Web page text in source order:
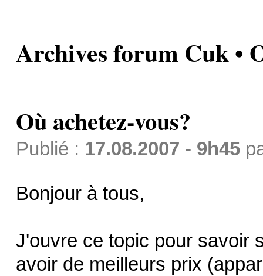
Archives forum Cuk •
Où achetez-vous?
Publié : 17.08.2007 - 9h45
Bonjour à tous,
J'ouvre ce topic pour savoir
avoir de meilleurs prix